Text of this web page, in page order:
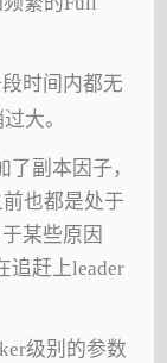
时间内都无
大。
副本因子，
也都是处于
某些原因
追赶上leader
级别的参数